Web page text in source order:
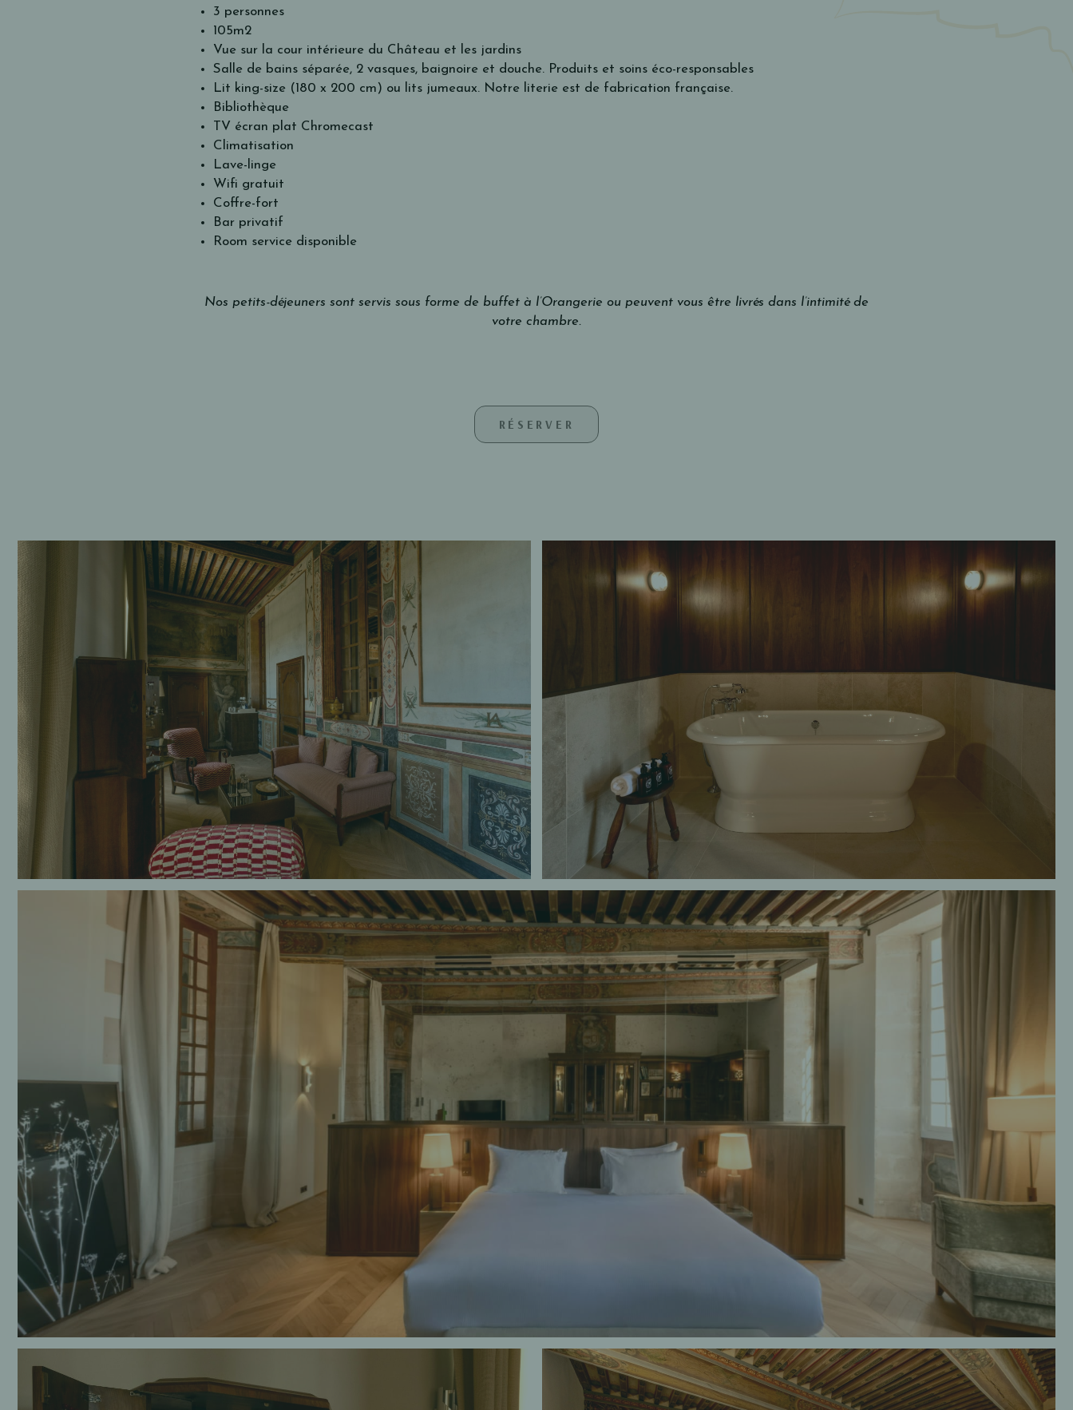
3 personnes
105m2
Vue sur la cour intérieure du Château et les jardins
Salle de bains séparée, 2 vasques, baignoire et douche. Produits et soins éco-responsables
Lit king-size (180 x 200 cm) ou lits jumeaux. Notre literie est de fabrication française.
Bibliothèque
TV écran plat Chromecast
Climatisation
Lave-linge
Wifi gratuit
Coffre-fort
Bar privatif
Room service disponible
Nos petits-déjeuners sont servis sous forme de buffet à l’Orangerie ou peuvent vous être livrés dans l’intimité de
votre chambre.
RÉSERVER